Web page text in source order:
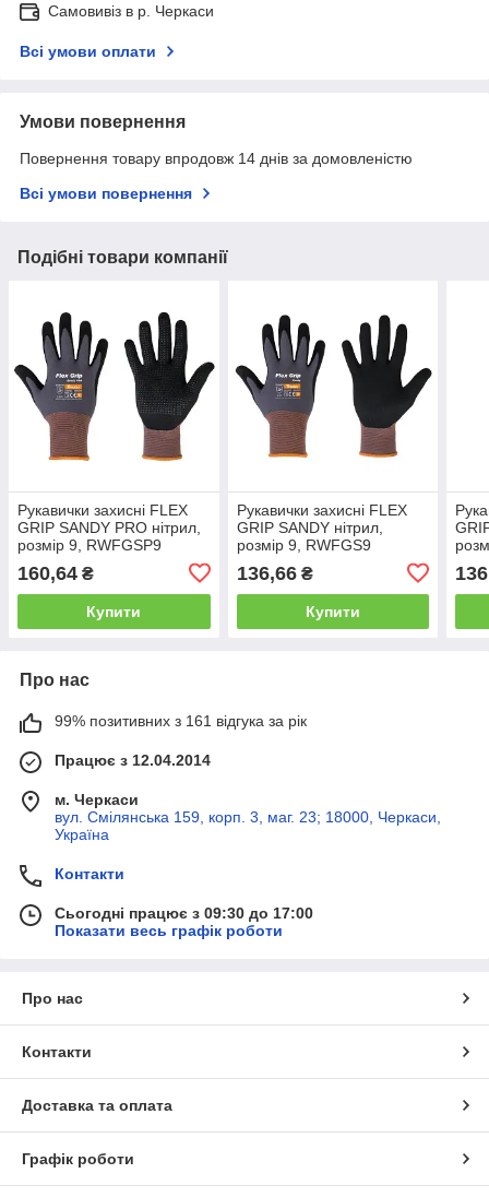
Самовивіз в р. Черкаси
Всі умови оплати
Умови повернення
Повернення товару впродовж 14 днів за домовленістю
Всі умови повернення
Подібні товари компанії
Рукавички захисні FLEX
GRIP SANDY PRO нітрил,
розмір 9, RWFGSP9
160,64 ₴
Купити
Рукавички захисні FLEX
GRIP SANDY нітрил,
розмір 9, RWFGS9
136,66₴
Купити
Про нас
99% позитивних з 161 відгука за рік
Працює з 12.04.2014
м. Черкаси
вул. Смілянська 159, корп. 3, маг. 23; 18000, Черкаси,
Україна
Контакти
Сьогодні працює з 09:30 до 17:00
Показати весь графік роботи
Про нас
Контакти
Доставка та оплата
Графік роботи